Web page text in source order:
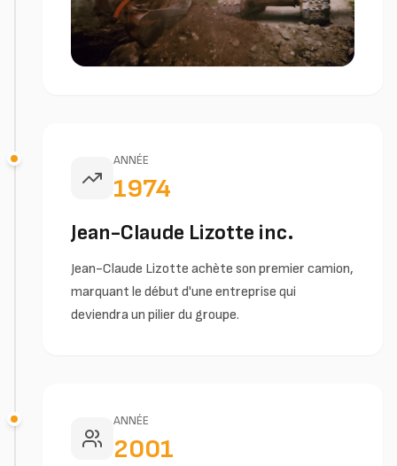
ANNÉE
1974
Jean-Claude Lizotte inc.
Jean-Claude Lizotte achète son premier camion,
marquant le début d'une entreprise qui
deviendra un pilier du groupe.
ANNÉE
2001